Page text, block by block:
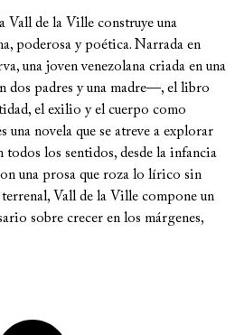
Vall de la Ville construye una
poderosa y poética. Narrada en
una joven venezolana criada en una
padres y una madre—, el libro
el exilio y el cuerpo como
novela que se atreve a explorar
todos los sentidos, desde la infancia
una prosa que roza lo lírico sin
Vall de la Ville compone un
sobre crecer en los márgenes,